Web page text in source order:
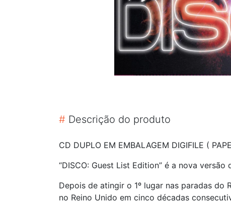
# Descrição do produto
CD DUPLO EM EMBALAGEM DIGIFILE (
“DISCO: Guest List Edition” é a nova
Depois de atingir o 1º lugar nas paradas do
no Reino Unido em cinco décadas